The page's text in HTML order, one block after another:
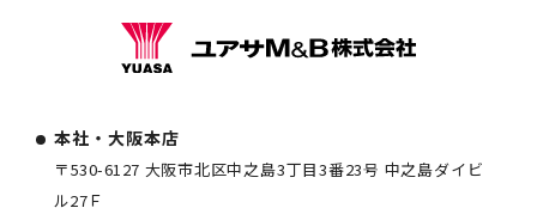
本社・大阪本店
〒530-6127 大阪市北区中之島3丁目3番23号 中之島ダイビ
ル27Ｆ